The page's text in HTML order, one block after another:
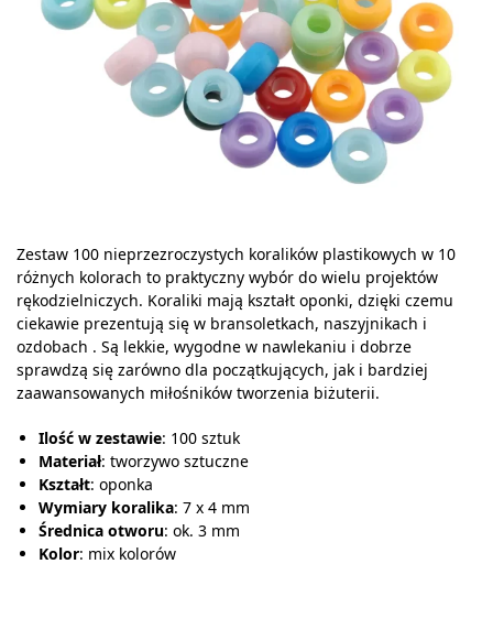
Zestaw 100 nieprzezroczystych koralików plastikowych w 10
różnych kolorach to praktyczny wybór do wielu projektów
rękodzielniczych. Koraliki mają kształt oponki, dzięki czemu
ciekawie prezentują się w bransoletkach, naszyjnikach i
ozdobach . Są lekkie, wygodne w nawlekaniu i dobrze
sprawdzą się zarówno dla początkujących, jak i bardziej
zaawansowanych miłośników tworzenia biżuterii.
Ilość w zestawie: 100 sztuk
Materiał: tworzywo sztuczne
Kształt: oponka
Wymiary koralika: 7 x 4 mm
Średnica otworu: ok. 3 mm
Kolor: mix kolorów